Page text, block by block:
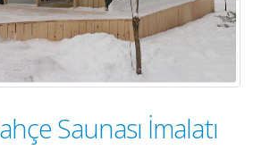
Saunası İmalatı